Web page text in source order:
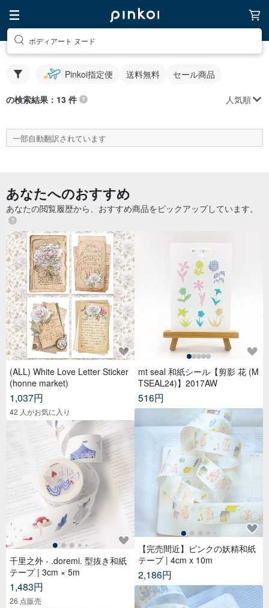
ボディアート ヌード
Pinkoi指定便 送料無料 セール商品
の検索結果：13 件 人気順
一部自動翻訳されています
あなたへのおすすめ
あなたの閲覧履歴から、おすすめ商品をピックアップしています。
(ALL) White Love Letter Sticker
(honne market)
1,037円
42 人がお気に入り
千里之外 - .doremi. 型抜き和紙
テープ | 3cm × 5m
1,483円
26 点販売
mt seal 和紙シール【剪影 花 (M
TSEAL24)】2017AW
516円
【完売間近】ピンクの妖精和紙
テープ | 4cm x 10m
2,186円